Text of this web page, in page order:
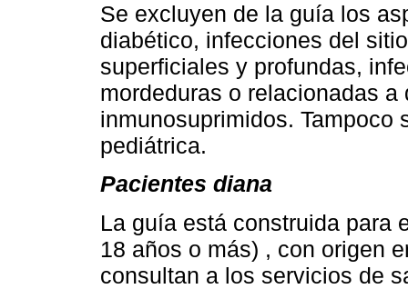
Se excluyen de la guía los
diabético, infecciones del
superficiales y profundas,
mordeduras o relacionadas
inmunosuprimidos. Tampoco
pediátrica.
Pacientes diana
La guía está construida para
18 años o más) , con origen
consultan a los servicios de